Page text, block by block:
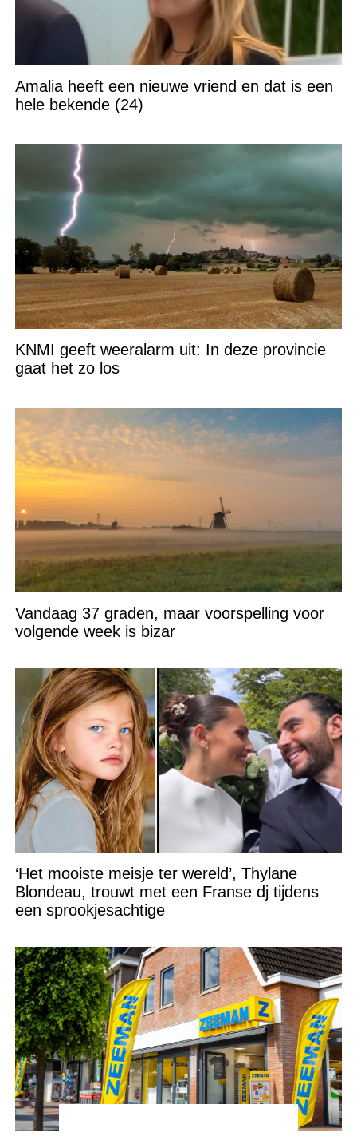
Amalia heeft een nieuwe vriend en dat is een
hele bekende (24)
KNMI geeft weeralarm uit: In deze provincie
gaat het zo los
Vandaag 37 graden, maar voorspelling voor
volgende week is bizar
‘Het mooiste meisje ter wereld’, Thylane
Blondeau, trouwt met een Franse dj tijdens
een sprookjesachtige